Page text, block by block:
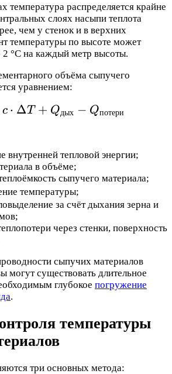
температура распределяется крайне
слоях насыпи теплота
чем у стенок и в верхних
температуры по высоте может
2 °C на каждый метр высоты.
объёма сыпучего
уравнением:
Q = m \cdot c \cdot
c ⋅ ΔT + Qдых − Qпотери
внутренней тепловой энергии;
в объёме;
сыпучего материала;
температуры;
за счёт дыхания зерна и
через стенки, поверхность
сыпучих материалов
могут существовать длительное
глубокое погружение
.
температуры
три основных метода: